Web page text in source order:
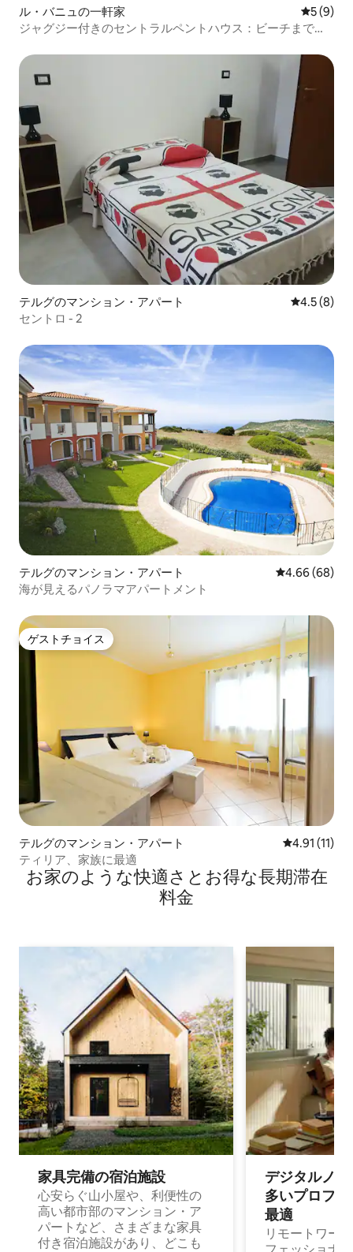
ル・バニュの一軒家 レビュー
5 (9)
ジャグジー付きのセントラルペントハウス：ビーチまで徒
テルグのマンション・アパート レビュー8
4.5 (8)
セントロ - 2
テルグのマンション・アパート レビュー68件
4.66 (68)
海が見えるパノラマアパートメント
ゲストチョイス
ゲストチョイス
テルグのマンション・アパート レビュー11
4.91 (11)
ティリア、家族に最適
お家のような快⁠適⁠さ⁠とお⁠得⁠な長⁠期⁠滞⁠在
料⁠金
家具完備の宿⁠泊⁠施⁠設
心安らぐ山小屋や、利便性の
高い都市部のマンション・ア
パートなど、さまざまな家具
付き宿泊施設があり、どこも
デジタルノ
多⁠いプ⁠ロ⁠フ⁠
最⁠適
リモートワー